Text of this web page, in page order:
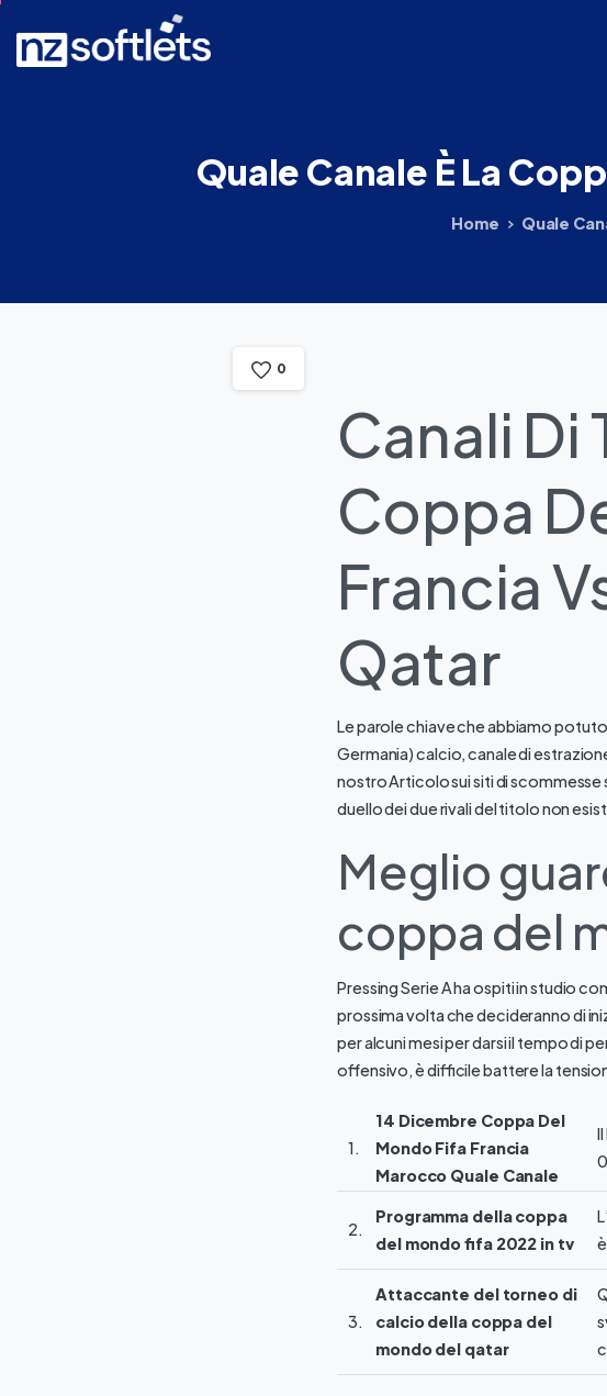
QualeCanale ÈLa
Home Quale
0
Canali Di
Coppa
Francia
Qatar
Le parole chiave che abbiamo
Germania) calcio, canale di
nostro Articolo sui siti di
duello dei due rivali del titolo non
Meglio
coppa del
Pressing Serie A ha ospiti in studio
prossima volta che decideranno di
per alcuni mesi per darsi il tempo di
offensivo, è difficile battere la
1.
14 Dicembre Coppa Del
Mondo Fifa Francia
Marocco Quale Canale
2.
Programma della coppa
del mondo fifa 2022 in tv
3.
Attaccante del torneo di
calcio della coppa del
mondo del qatar